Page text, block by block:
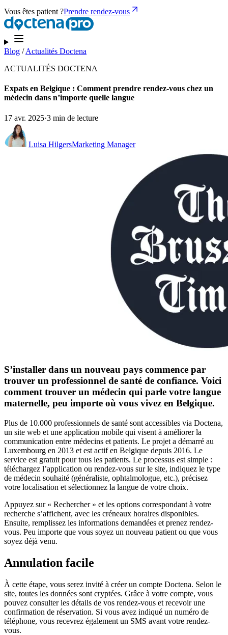
Vous êtes patient ?Prendre rendez-vous
Blog /Actualités Doctena
ACTUALITÉS DOCTENA
Expats en Belgique : Comment prendre rendez-vous chez un
médecin dans n’importe quelle langue
17 avr. 2025·3 min de lecture
Luisa HilgersMarketing Manager
S’installer dans un nouveau pays commence par
trouver un professionnel de santé de confiance. Voici
comment trouver un médecin qui parle votre langue
maternelle, peu importe où vous vivez en Belgique.
Plus de 10.000 professionnels de santé sont accessibles via Doctena,
un site web et une application mobile qui visent à améliorer la
communication entre médecins et patients. Le projet a démarré au
Luxembourg en 2013 et est actif en Belgique depuis 2016. Le
service est gratuit pour tous les patients. Le processus est simple :
téléchargez l’application ou rendez-vous sur le site, indiquez le type
de médecin souhaité (généraliste, ophtalmologue, etc.), précisez
votre localisation et sélectionnez la langue de votre choix.
Appuyez sur « Rechercher » et les options correspondant à votre
recherche s’affichent, avec les créneaux horaires disponibles.
Ensuite, remplissez les informations demandées et prenez rendez-
vous. Peu importe que vous soyez un nouveau patient ou que vous
soyez déjà venu.
Annulation facile
À cette étape, vous serez invité à créer un compte Doctena. Selon le
site, toutes les données sont cryptées. Grâce à votre compte, vous
pouvez consulter les détails de vos rendez-vous et recevoir une
confirmation de réservation. Si vous avez indiqué un numéro de
téléphone, vous recevrez également un SMS avant votre rendez-
vous.